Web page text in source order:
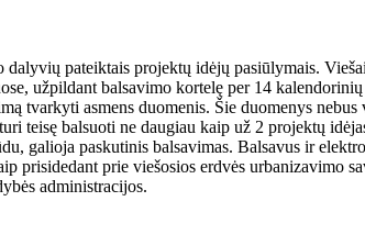
pateiktais projektų idėjų pasiūlymais.
užpildant balsavimo kortelę per 14
tvarkyti asmens duomenis. Šie duomenys
teisę balsuoti ne daugiau kaip už 2 projektų
galioja paskutinis balsavimas. Balsavus ir
prisidedant prie viešosios erdvės urbanizavimo
administracijos.